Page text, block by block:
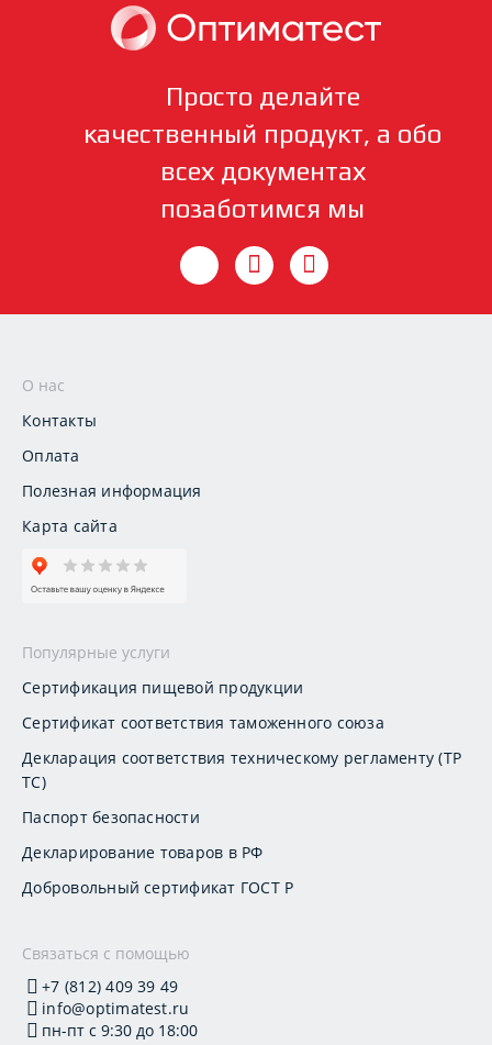
Просто делайте
качественный продукт, а обо
всех документах
позаботимся мы
О нас
Контакты
Оплата
Полезная информация
Карта сайта
Популярные услуги
Сертификация пищевой продукции
Сертификат соответствия таможенного союза
Декларация соответствия техническому регламенту (ТР
ТС)
Паспорт безопасности
Декларирование товаров в РФ
Добровольный сертификат ГОСТ Р
Связаться с помощью
+7 (812) 409 39 49
info@optimatest.ru
пн-пт с 9:30 до 18:00